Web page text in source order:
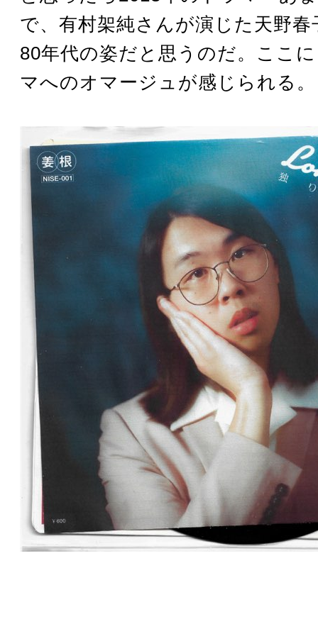
で、有村架純さんが演じた天野春
80年代の姿だと思うのだ。ここ
マへのオマージュが感じられる。